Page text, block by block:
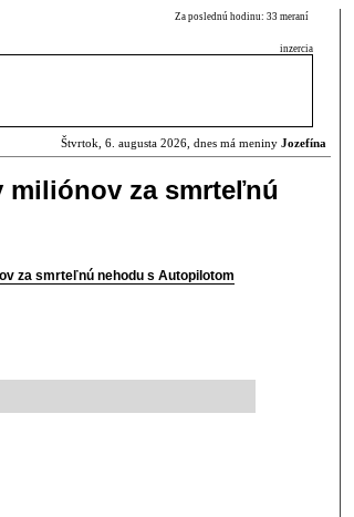
Za poslednú hodinu: 33 meraní
inzercia
Štvrtok, 6. augusta 2026, dnes má meniny Jozefína
miliónov za smrteľnú
za smrteľnú nehodu s Autopilotom